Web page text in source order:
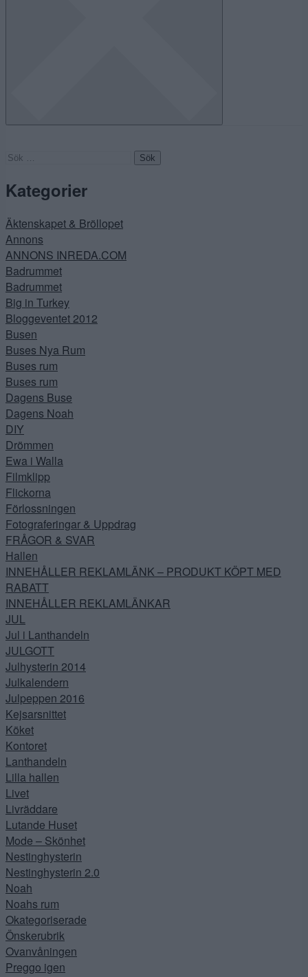
Sök
Kategorier
Äktenskapet & Bröllopet
Annons
ANNONS INREDA.COM
Badrummet
Badrummet
Big in Turkey
Bloggeventet 2012
Busen
Buses Nya Rum
Buses rum
Buses rum
Dagens Buse
Dagens Noah
DIY
Drömmen
Ewa i Walla
Filmklipp
Flickorna
Förlossningen
Fotograferingar & Uppdrag
FRÅGOR & SVAR
Hallen
INNEHÅLLER REKLAMLÄNK – PRODUKT KÖPT MED
RABATT
INNEHÅLLER REKLAMLÄNKAR
JUL
Jul i Lanthandeln
JULGOTT
Julhysterin 2014
Julkalendern
Julpeppen 2016
Kejsarsnittet
Köket
Kontoret
Lanthandeln
Lilla hallen
Livet
Livräddare
Lutande Huset
Mode – Skönhet
Nestinghysterin
Nestinghysterin 2.0
Noah
Noahs rum
Okategoriserade
Önskerubrik
Ovanvåningen
Preggo igen